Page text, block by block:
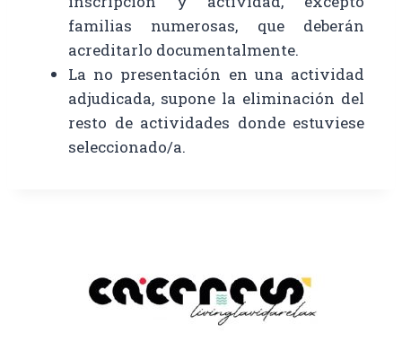
familias numerosas, que deberán
acreditarlo documentalmente.
La no presentación en una actividad
adjudicada, supone la eliminación del
resto de actividades donde estuviese
seleccionado/a.